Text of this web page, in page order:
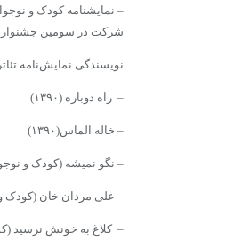
شرکت در سومین جشنواره
نویسندگی نمایش‌نامه
– راه دوباره (۱۳۹۰)
– خاله الماس(۱۳۹۰)
– نگو نمیشه (کودک و نوجوان
– علی مردان خان (کودک و
– کلاغ به خونش نرسید